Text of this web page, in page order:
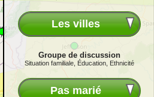
Les villes
Groupe de discussion
Situation familiale, Éducation, Ethnicité
Pas marié